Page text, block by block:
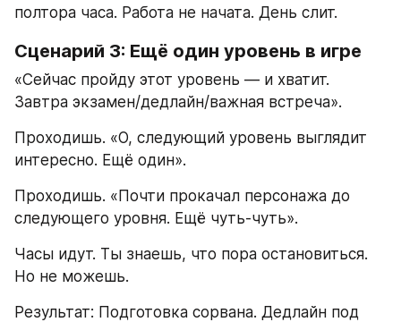
полтора часа. Работа не начата. День слит.
Сценарий 3: Ещё один уровень в игре
«Сейчас пройду этот уровень — и хватит.
Завтра экзамен/дедлайн/важная встреча».
Проходишь. «О, следующий уровень выглядит
интересно. Ещё один».
Проходишь. «Почти прокачал персонажа до
следующего уровня. Ещё чуть-чуть».
Часы идут. Ты знаешь, что пора остановиться.
Но не можешь.
Результат: Подготовка сорвана. Дедлайн под